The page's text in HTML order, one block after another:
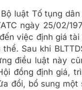
luật Tố tụng
ngày 25/02/
việc định giá
Sau khi
điều luật này
đồng định giá,
đổi, bổ sung